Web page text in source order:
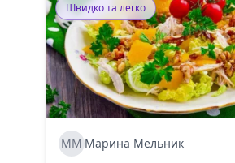
Швидко та легко
ММ Марина Мельник